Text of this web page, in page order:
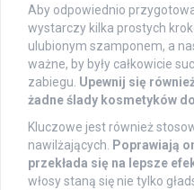
Aby odpowiednio
wystarczy kilka prostych
ulubionym szamponem, a
ważne, by były całkowicie
zabiegu. Upewnij się
żadne ślady kosmetyków
Kluczowe jest również
nawilżających.
Poprawiają
przekłada się na lepsze
włosy staną się nie tylko